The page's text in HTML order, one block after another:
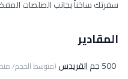
سفرتك ساخناً بجانب الصلصات
المقادير
500 جم القريدس(متوسط الحجم/